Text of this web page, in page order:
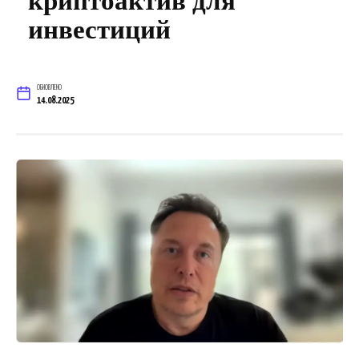
инвестиций
ОБНОВЛЕНО
14.08.2025